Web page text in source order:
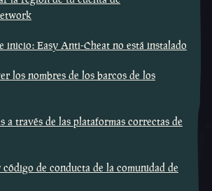
inicio: Easy Anti-Cheat no está instalado
los nombres de los barcos de los
a través de las plataformas correctas de
de conducta de la comunidad de